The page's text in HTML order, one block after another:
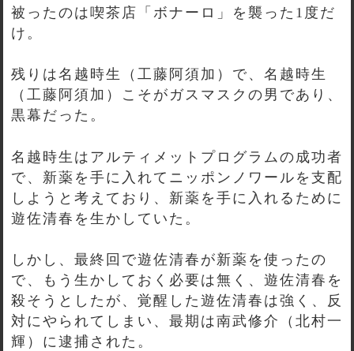
被ったのは喫茶店「ボナーロ」を襲った1度だ
け。
残りは名越時生（工藤阿須加）で、名越時生
（工藤阿須加）こそがガスマスクの男であり、
黒幕だった。
名越時生はアルティメットプログラムの成功者
で、新薬を手に入れてニッポンノワールを支配
しようと考えており、新薬を手に入れるために
遊佐清春を生かしていた。
しかし、最終回で遊佐清春が新薬を使ったの
で、もう生かしておく必要は無く、遊佐清春を
殺そうとしたが、覚醒した遊佐清春は強く、反
対にやられてしまい、最期は南武修介（北村一
輝）に逮捕された。